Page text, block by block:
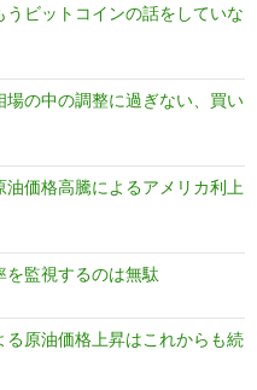
ビットコインの話をしていな
の中の調整に過ぎない、買い
価格高騰によるアメリカ利上
を監視するのは無駄
る原油価格上昇はこれからも続